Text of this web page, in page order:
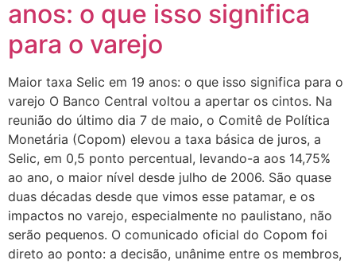
anos: o que isso significa
para o varejo
Maior taxa Selic em 19 anos: o que isso significa para o
varejo O Banco Central voltou a apertar os cintos. Na
reunião do último dia 7 de maio, o Comitê de Política
Monetária (Copom) elevou a taxa básica de juros, a
Selic, em 0,5 ponto percentual, levando-a aos 14,75%
ao ano, o maior nível desde julho de 2006. São quase
duas décadas desde que vimos esse patamar, e os
impactos no varejo, especialmente no paulistano, não
serão pequenos. O comunicado oficial do Copom foi
direto ao ponto: a decisão, unânime entre os membros,